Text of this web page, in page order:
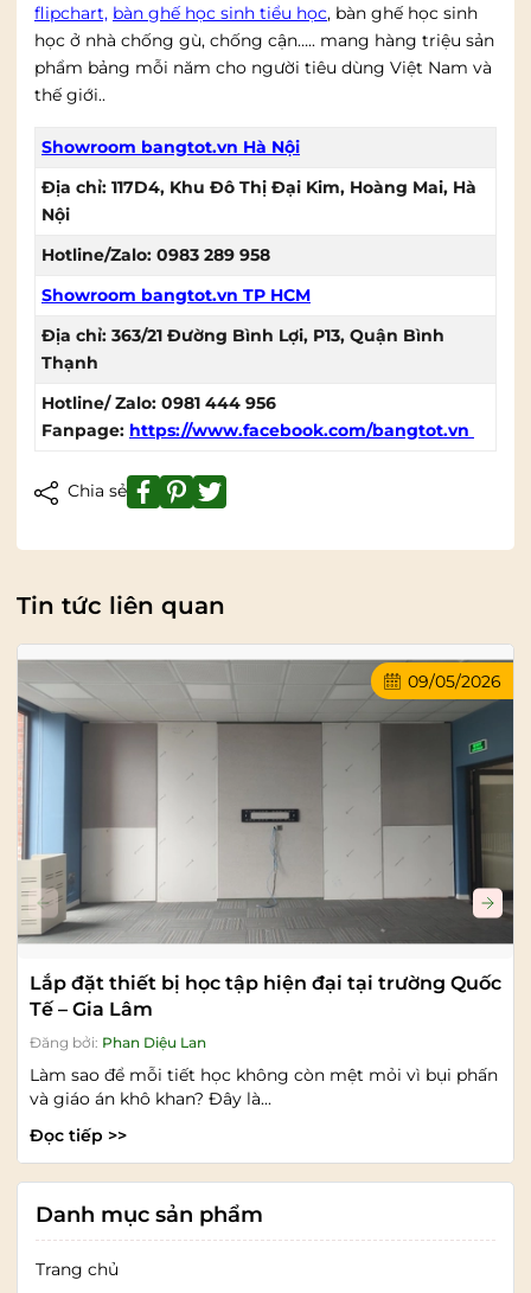
flipchart, bàn ghế học sinh tiểu học, bàn ghế học sinh
học ở nhà chống gù, chống cận….. mang hàng triệu sản
phẩm bảng mỗi năm cho người tiêu dùng Việt Nam và
thế giới..
Showroom bangtot.vn Hà Nội
Địa chỉ: 117D4, Khu Đô Thị Đại Kim, Hoàng Mai, Hà
Nội
Hotline/Zalo: 0983 289 958
Showroom bangtot.vn TP HCM
Địa chỉ: 363/21 Đường Bình Lợi, P13, Quận Bình
Thạnh
Hotline/ Zalo: 0981 444 956
Fanpage: https://www.facebook.com/bangtot.vn
Chia sẻ
Tin tức liên quan
09/05/2026
Lắp đặt thiết bị học tập hiện đại tại trường Quốc
Tế – Gia Lâm
Đăng bởi: Phan Diệu Lan
Làm sao để mỗi tiết học không còn mệt mỏi vì bụi phấn
và giáo án khô khan? Đây là...
Đọc tiếp >>
Danh mục sản phẩm
Trang chủ